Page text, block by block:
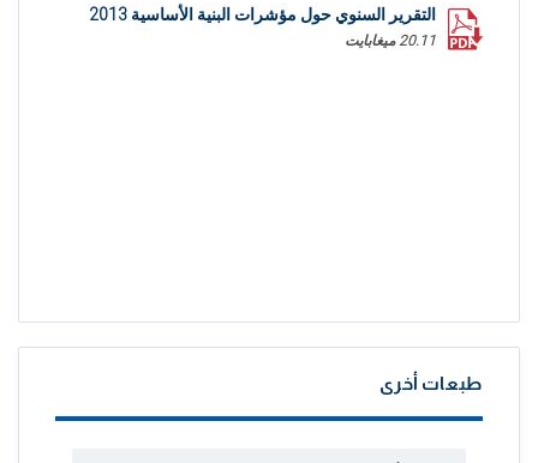
التقرير السنوي حول مؤشرات البنية الأساسية 2013
20.11 ميغابايت
طبعات أخرى